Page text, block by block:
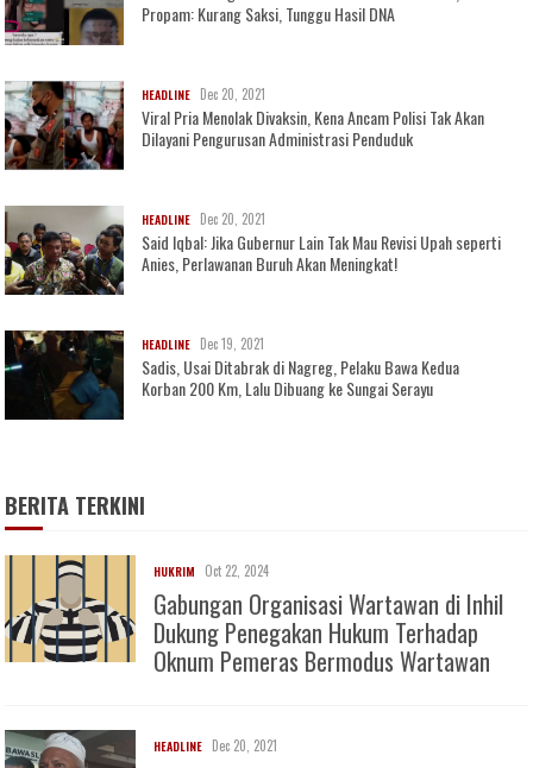
Propam: Kurang Saksi, Tunggu Hasil DNA
HEADLINE Dec 20, 2021
Viral Pria Menolak Divaksin, Kena Ancam Polisi Tak Akan
Dilayani Pengurusan Administrasi Penduduk
HEADLINE Dec 20, 2021
Said Iqbal: Jika Gubernur Lain Tak Mau Revisi Upah seperti
Anies, Perlawanan Buruh Akan Meningkat!
HEADLINE Dec 19, 2021
Sadis, Usai Ditabrak di Nagreg, Pelaku Bawa Kedua
Korban 200 Km, Lalu Dibuang ke Sungai Serayu
BERITA TERKINI
HUKRIM Oct 22, 2024
Gabungan Organisasi Wartawan di Inhil
Dukung Penegakan Hukum Terhadap
Oknum Pemeras Bermodus Wartawan
HEADLINE Dec 20, 2021